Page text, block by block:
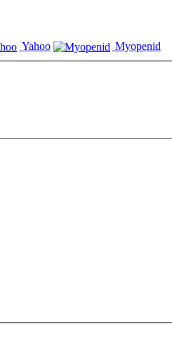
Yahoo Myopenid